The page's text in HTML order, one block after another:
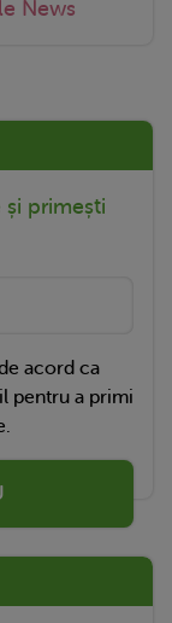
News
primești
acord ca
pentru a primi